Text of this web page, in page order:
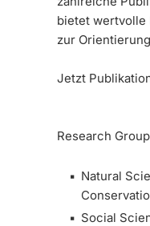
bietet wertvolle
zur
Jetzt
Research
Natural
Social